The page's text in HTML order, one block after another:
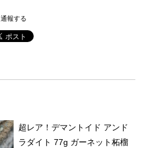
通報する
超レア！デマントイド アンド
ラダイト 77g ガーネット柘榴